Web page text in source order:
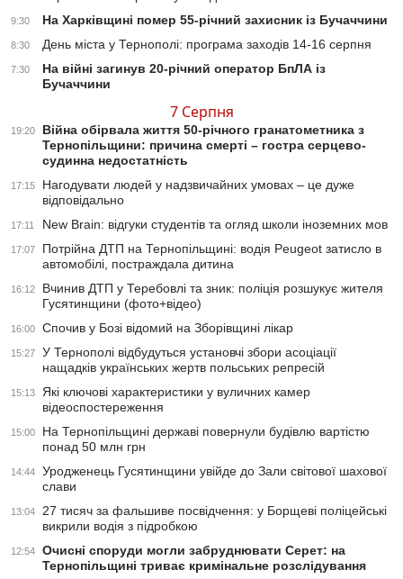
9:30 На Харківщині помер 55-річний захисник із Бучаччини
8:30 День міста у Тернополі: програма заходів 14-16 серпня
7:30
На війні загинув 20-річний оператор БпЛА із
Бучаччини
7 Серпня
19:20
Війна обірвала життя 50-річного гранатометника з
Тернопільщини: причина смерті – гостра серцево-
судинна недостатність
17:15
Нагодувати людей у надзвичайних умовах – це дуже
відповідально
17:11 New Brain: відгуки студентів та огляд школи іноземних мов
17:07
Потрійна ДТП на Тернопільщині: водія Peugeot затисло в
автомобілі, постраждала дитина
16:12
Вчинив ДТП у Теребовлі та зник: поліція розшукує жителя
Гусятинщини (фото+відео)
16:00 Спочив у Бозі відомий на Зборівщині лікар
15:27
У Тернополі відбудуться установчі збори асоціації
нащадків українських жертв польських репресій
15:13
Які ключові характеристики у вуличних камер
відеоспостереження
15:00
На Тернопільщині державі повернули будівлю вартістю
понад 50 млн грн
14:44
Уродженець Гусятинщини увійде до Зали світової шахової
слави
13:04
27 тисяч за фальшиве посвідчення: у Борщеві поліцейські
викрили водія з підробкою
12:54
Очисні споруди могли забруднювати Серет: на
Тернопільщині триває кримінальне розслідування